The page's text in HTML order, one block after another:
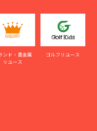
ンド・貴金属
リユース
ゴルフリユース